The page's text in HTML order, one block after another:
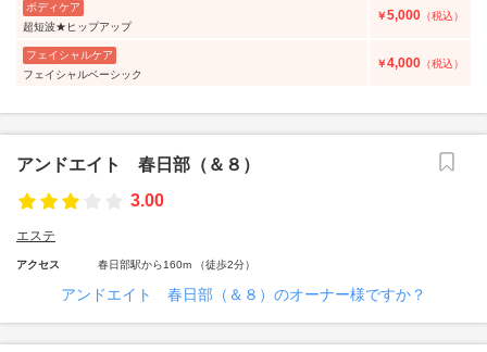
ボディケア
超短波★ヒップアップ
￥5,000 （税込）
フェイシャルケア
フェイシャルベーシック
￥4,000 （税込）
アンドエイト 春日部（＆８）
3.00
エステ
アクセス 春日部駅から160m （徒歩2分）
アンドエイト 春日部（＆８）のオーナー様ですか？